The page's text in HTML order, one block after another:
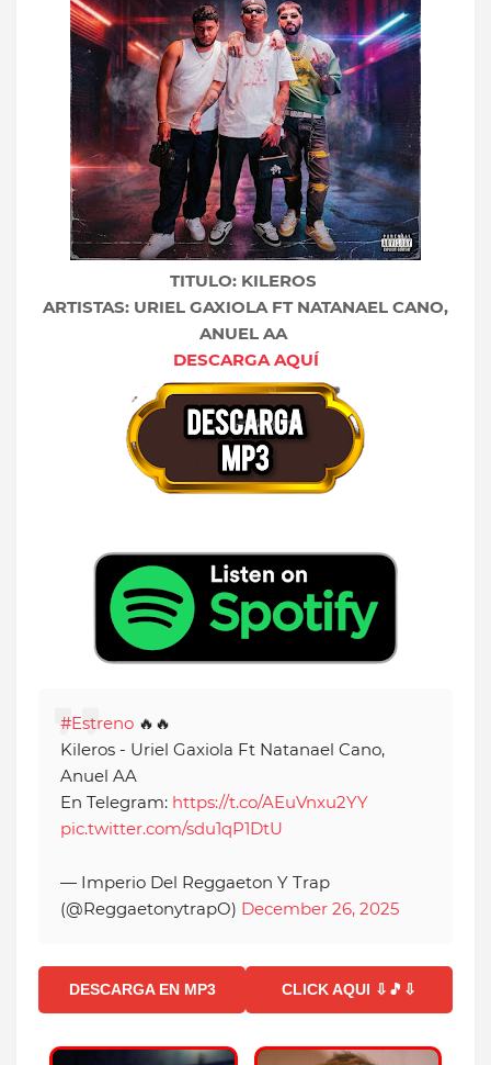
TITULO: KILEROS
ARTISTAS: URIEL GAXIOLA FT NATANAEL CANO,
ANUEL AA
DESCARGA AQUÍ
#Estreno 🔥🔥
Kileros - Uriel Gaxiola Ft Natanael Cano,
Anuel AA
En Telegram: https://t.co/AEuVnxu2YY
pic.twitter.com/sdu1qP1DtU
— Imperio Del Reggaeton Y Trap
(@ReggaetonytrapO) December 26, 2025
DESCARGA EN MP3 CLICK AQUI ⇩🎵⇩